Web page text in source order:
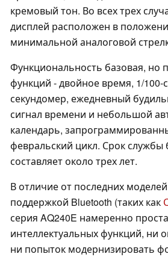
кремовый тон. Во всех трех
дисплей расположен в
минимальной аналоговой
Функциональность базовая, но
функций - двойное время, 1/100-
секундомер, ежедневный
сигнал времени и небольшой
календарь,
февральский цикл. Срок службы
составляет около трех лет.
В отличие от последних
поддержкой Bluetooth (таких как
серия AQ240E намеренно
интеллектуальных функций, ни
ни попыток модернизировать